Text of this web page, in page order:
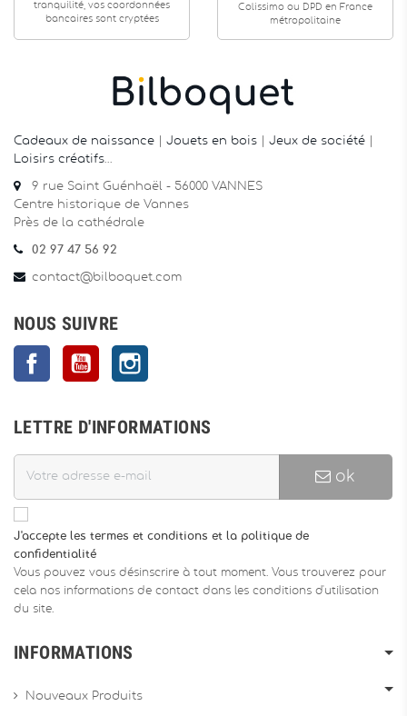
tranquilité, vos coordonnées
bancaires sont cryptées
Colissimo ou DPD en France
métropolitaine
Cadeaux de naissance Jouets en bois Jeux de société
Loisirs créatifs
9 rue Saint Guénhaël - 56000 VANNES
Centre historique de Vannes
Près de la cathédrale
02 97 47 56 92
contact@bilboquet.com
NOUS SUIVRE
FacebookYouTube
LETTRE D'INFORMATIONS
ok
J'accepte les termes et conditions et la politique de
confidentialité
Vous pouvez vous désinscrire à tout moment. Vous trouverez pour
cela nos informations de contact dans les conditions d'utilisation
du site.
INFORMATIONS
Nouveaux Produits